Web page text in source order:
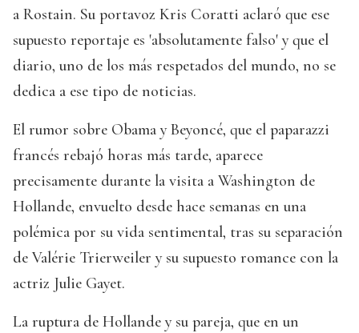
a Rostain. Su portavoz Kris Coratti aclaró que ese
supuesto reportaje es 'absolutamente falso' y que el
diario, uno de los más respetados del mundo, no se
dedica a ese tipo de noticias.
El rumor sobre Obama y Beyoncé, que el paparazzi
francés rebajó horas más tarde, aparece
precisamente durante la visita a Washington de
Hollande, envuelto desde hace semanas en una
polémica por su vida sentimental, tras su separación
de Valérie Trierweiler y su supuesto romance con la
actriz Julie Gayet.
La ruptura de Hollande y su pareja, que en un